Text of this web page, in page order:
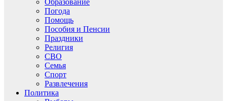
Образование
Погода
Помощь
Пособия и Пенсии
Праздники
Религия
СВО
Семья
Спорт
Развлечения
Политика